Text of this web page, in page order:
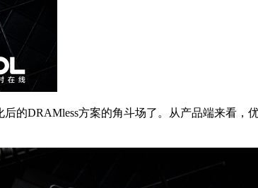
后的DRAMless方案的角斗场了。从产品端来看